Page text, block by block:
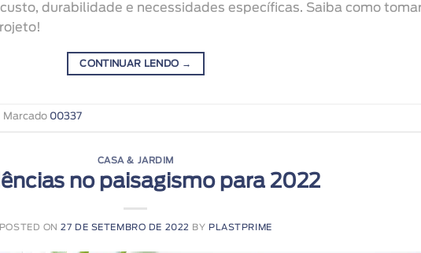
durabilidade e necessidades específicas. Saiba como
CONTINUAR LENDO →
Marcado 00337
CASA & JARDIM
no paisagismo para 2022
POSTED ON27 DE SETEMBRO DE 2022 BY PLASTPRIME